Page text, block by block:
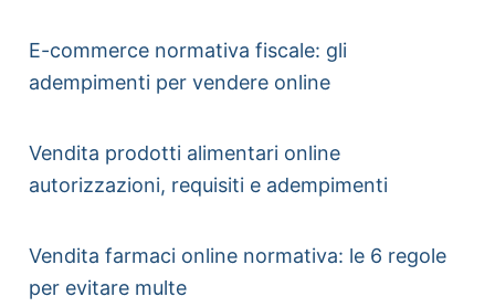
E-commerce normativa fiscale: gli
adempimenti per vendere online
Vendita prodotti alimentari online
autorizzazioni, requisiti e adempimenti
Vendita farmaci online normativa: le 6 regole
per evitare multe